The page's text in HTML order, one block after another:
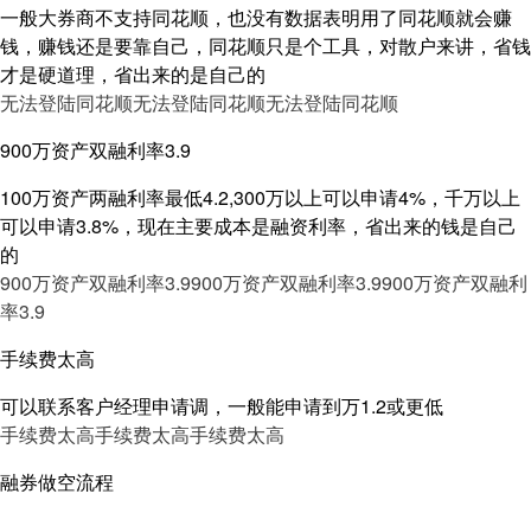
一般大券商不支持同花顺，也没有数据表明用了同花顺就会赚
钱，赚钱还是要靠自己，同花顺只是个工具，对散户来讲，省钱
才是硬道理，省出来的是自己的
无法登陆同花顺无法登陆同花顺无法登陆同花顺
900万资产双融利率3.9
100万资产两融利率最低4.2,300万以上可以申请4%，千万以上
可以申请3.8%，现在主要成本是融资利率，省出来的钱是自己
的
900万资产双融利率3.9900万资产双融利率3.9900万资产双融利
率3.9
手续费太高
可以联系客户经理申请调，一般能申请到万1.2或更低
手续费太高手续费太高手续费太高
融券做空流程